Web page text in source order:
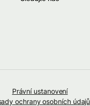
Právní ustanovení
ochrany osobních údajů